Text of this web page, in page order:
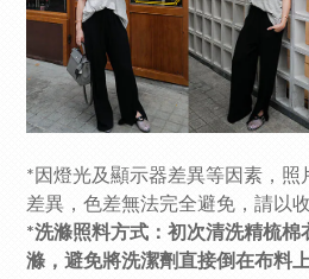
*因燈光及顯示器差異等因素，照
差異，色差無法完全避免，請以
*洗滌照料方式：初次清洗精梳棉
滌，避免將洗潔劑直接倒在布料